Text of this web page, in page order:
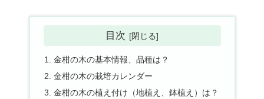
目次
金柑の木の基本情報、品種は？
金柑の木の栽培カレンダー
金柑の木の植え付け（地植え、鉢植え）は？